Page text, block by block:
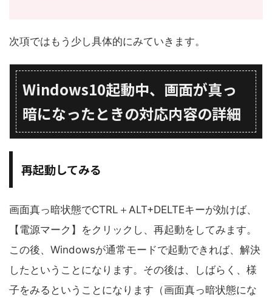
次項ではもう少し具体的にみていきます。
Windows10起動中、画面が真っ
暗になったときの対応内容の詳細
再起動してみる
画面真っ暗状態でCTRL＋ALT+DELTEキーが効けば、
【電源マーク】をクリックし、再起動をしてみます。
この後、Windowsが通常モードで起動できれば、解決
したということになります。その後は、しばらく、様
子をみるということになります（画面真っ暗状態にな